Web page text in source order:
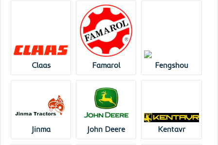
Claas Famarol Fengshou
Jinma John Deere Kentavr